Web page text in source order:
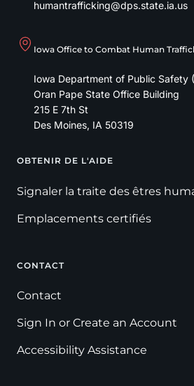
humantrafficking@dps.state.ia.us
Iowa Office to Combat Human
Iowa Department of Public Safety
Oran Pape State Office Building
215 E 7th St
Des Moines, IA 50319
Footer
OBTENIR DE L'AIDE
Signaler la traite des êtres
Emplacements certifiés
CONTACT
Contact
Sign In or Create an Account
Accessibility Assistance